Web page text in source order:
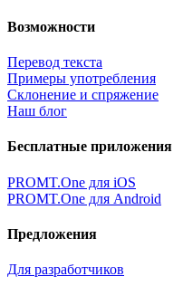
Возможности
Перевод текста
Примеры употребления
Склонение и спряжение
Наш блог
Бесплатные приложения
PROMT.One для iOS
PROMT.One для Android
Предложения
Для разработчиков